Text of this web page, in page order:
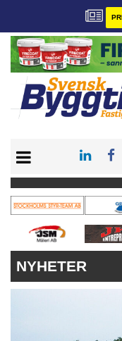
PRENUMERERA
VÅRA ANDRA
ANNONSERA
NYHETER